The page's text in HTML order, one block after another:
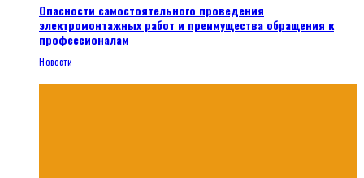
Опасности самостоятельного проведения
электромонтажных работ и преимущества обращения к
профессионалам
Новости